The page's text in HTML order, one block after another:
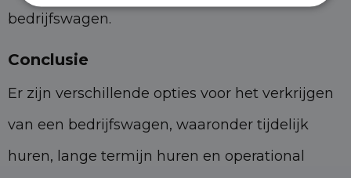
bedrijfswagen.
Conclusie
Er zijn verschillende opties voor het verkrijgen
van een bedrijfswagen, waaronder tijdelijk
huren, lange termijn huren en operational